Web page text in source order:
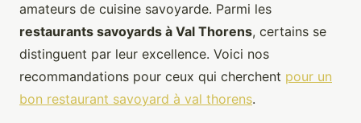
amateurs de cuisine savoyarde. Parmi les
restaurants savoyards à Val Thorens, certains se
distinguent par leur excellence. Voici nos
recommandations pour ceux qui cherchent pour un
bon restaurant savoyard à val thorens.